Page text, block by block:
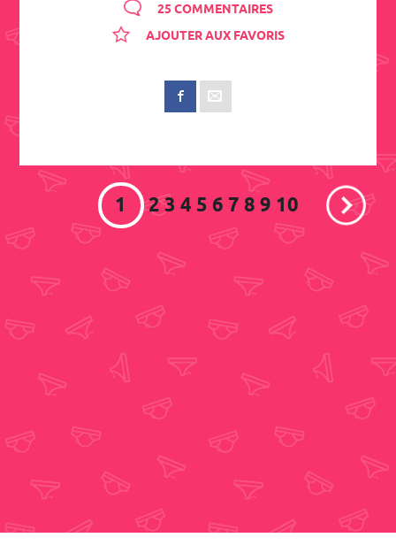
25 COMMENTAIRES
AJOUTER AUX FAVORIS
1 23 4 56 789 10